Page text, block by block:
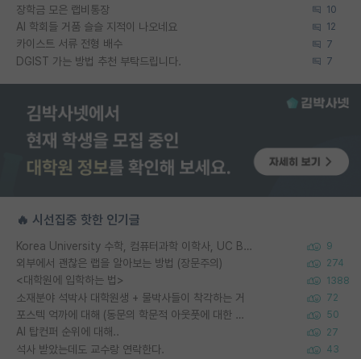
장학금 모은 랩비통장 10
AI 학회들 거품 슬슬 지적이 나오네요 12
카이스트 서류 전형 배수 7
DGIST 가는 방법 추천 부탁드립니다. 7
🔥 시선집중 핫한 인기글
Korea University 수학, 컴퓨터과학 이학사, UC Berkeley 산업공학 대학원 공학박사가 되는 것은 쉽지 않겠죠? 9
외부에서 괜찮은 랩을 알아보는 방법 (장문주의) 274
<대학원에 입학하는 법> 1388
소재분야 석박사 대학원생 + 물박사들이 착각하는 거 72
포스텍 억까에 대해 (동문의 학문적 아웃풋에 대한 반박) 50
AI 탑컨퍼 순위에 대해.. 27
석사 받았는데도 교수랑 연락한다. 43